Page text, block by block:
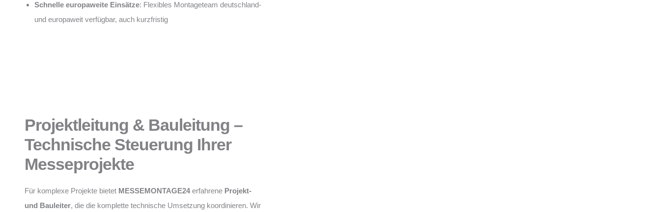
Schnelle europaweite Einsätze: Flexibles Montageteam deutschland-
und europaweit verfügbar, auch kurzfristig
Projektleitung & Bauleitung –
Technische Steuerung Ihrer
Messeprojekte
Für komplexe Projekte bietet MESSEMONTAGE24erfahrene Projekt-
und Bauleiter, die die komplette technische Umsetzung koordinieren. Wir